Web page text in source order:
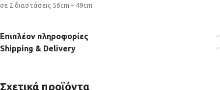
σε 2 διαστάσεις 56cm – 49cm.
Επιπλέον πληροφορίες
Shipping & Delivery
Σχετικά προϊόντα